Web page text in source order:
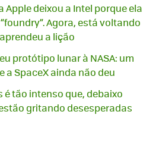
Apple deixou a Intel porque ela
Agora, está voltando
a lição
protótipo lunar à NASA: um
a SpaceX ainda não deu
tão intenso que, debaixo
gritando desesperadas